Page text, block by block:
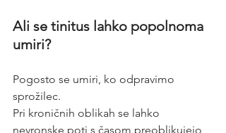
Ali se tinitus lahko popolnoma
umiri?
Pogosto se umiri, ko odpravimo
sprožilec.
Pri kroničnih oblikah se lahko
nevronske poti s časom preoblikujejo